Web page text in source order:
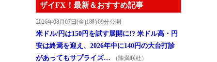
ザイFX！最新＆おすすめ記事
2026年08月07日(金)18時09分公開
米ドル/円は150円を試す展開に!? 米ドル高・円
安は終焉を迎え、2026年中に140円の大台打診
があってもサプライズ…
（陳満咲杜）